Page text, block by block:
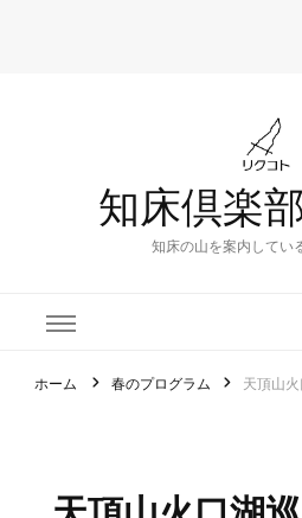
知床倶楽
知床の山を案内してい
ホーム 春のプログラム 天頂山